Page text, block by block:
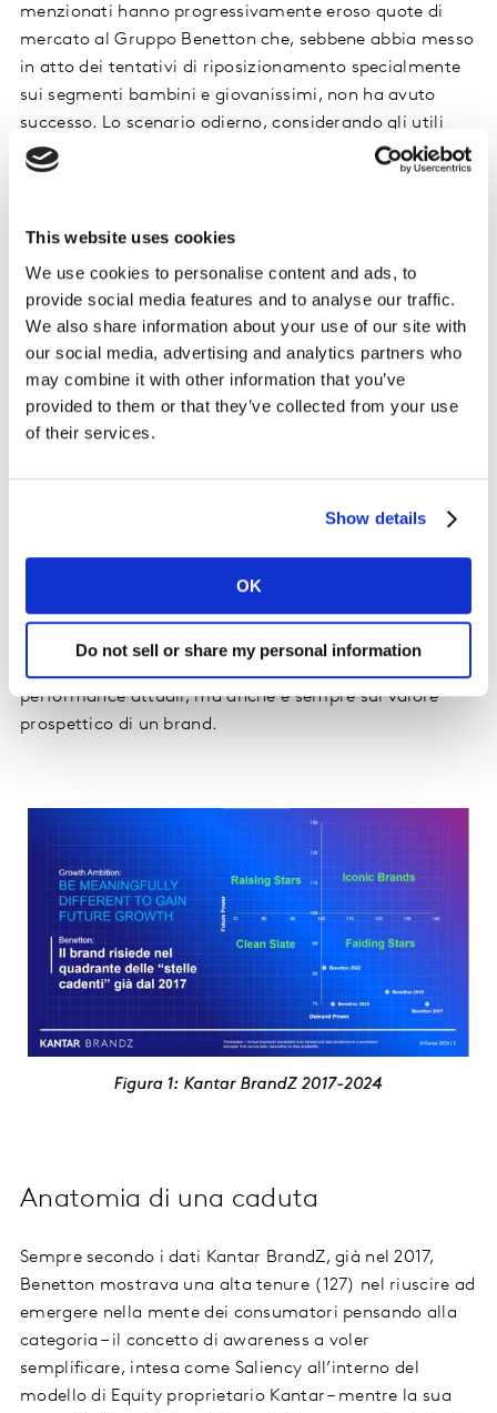
This website uses cookies
We use cookies to personalise content and ads, to
provide social media features and to analyse our traffic.
We also share information about your use of our site with
our social media, advertising and analytics partners who
may combine it with other information that you’ve
provided to them or that they’ve collected from your use
of their services.
Show details
OK
Do not sell or share my personal information
menzionati hanno progressivamente eroso quote di
mercato al Gruppo Benetton che, sebbene abbia messo
in atto dei tentativi di riposizionamento specialmente
sui segmenti bambini e giovanissimi, non ha avuto
successo. Lo scenario odierno, considerando gli utili
sotto pressione e sempre più esigui già dal 2008 e
l’addio alla borsa nel 2012, appare – forse – un po’ meno
raccontando.
Benetton che rallenta
Questa frenata della marca trova riscontro anche nei
dati di Kantar BrandZ 2017-2024 che evidenziano come
le criticità per Benetton inizino ben prima del 2020. Già
crescita nei successivi dodici mesi al di sotto della
media di mercato di 100), e, nonostante avesse un
indice di equity decisamente positivo, già nel 2020 se
ne osserva la significativa erosione, con una perdita
quasi totale del proprio vantaggio competitivo nel
2020 (da 137 nel 2017 a 104 nel 2020). Da qui quanto
performance attuali, ma anche e sempre sul valore
prospettico di un brand.
Anatomia di una caduta
Sempre secondo i dati Kantar BrandZ, già nel 2017,
Benetton mostrava una alta tenure (127) nel riuscire ad
emergere nella mente dei consumatori pensando alla
categoria – il concetto di awareness a voler
semplificare, intesa come Saliency all’interno del
modello di Equity proprietario Kantar – mentre la sua